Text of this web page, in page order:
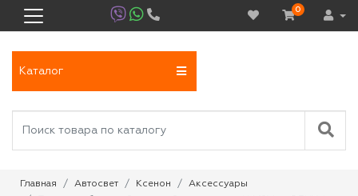
0
Каталог
Главная Автосвет Ксенон
Аксессуары